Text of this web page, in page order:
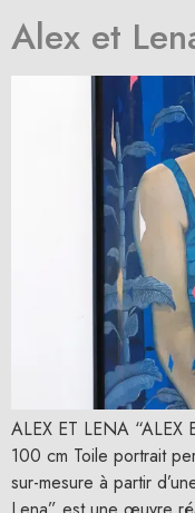
Alex et
ALEX ET LENA
100 cm Toile portrait
sur-mesure à partir